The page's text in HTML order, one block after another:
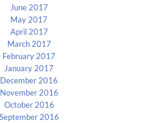
June 2017
May 2017
April 2017
March 2017
February 2017
January 2017
December 2016
November 2016
October 2016
September 2016